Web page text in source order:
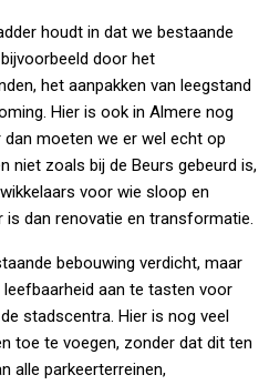
houdt in dat we bestaande
door het
het aanpakken van leegstand
Hier is ook in Almere nog
moeten we er wel echt op
niet zoals bij de Beurs gebeurd is,
voor wie sloop en
is dan renovatie en transformatie.
bebouwing verdicht, maar
aan te tasten voor
stadscentra. Hier is nog veel
toe te voegen, zonder dat dit ten
alle parkeerterreinen,